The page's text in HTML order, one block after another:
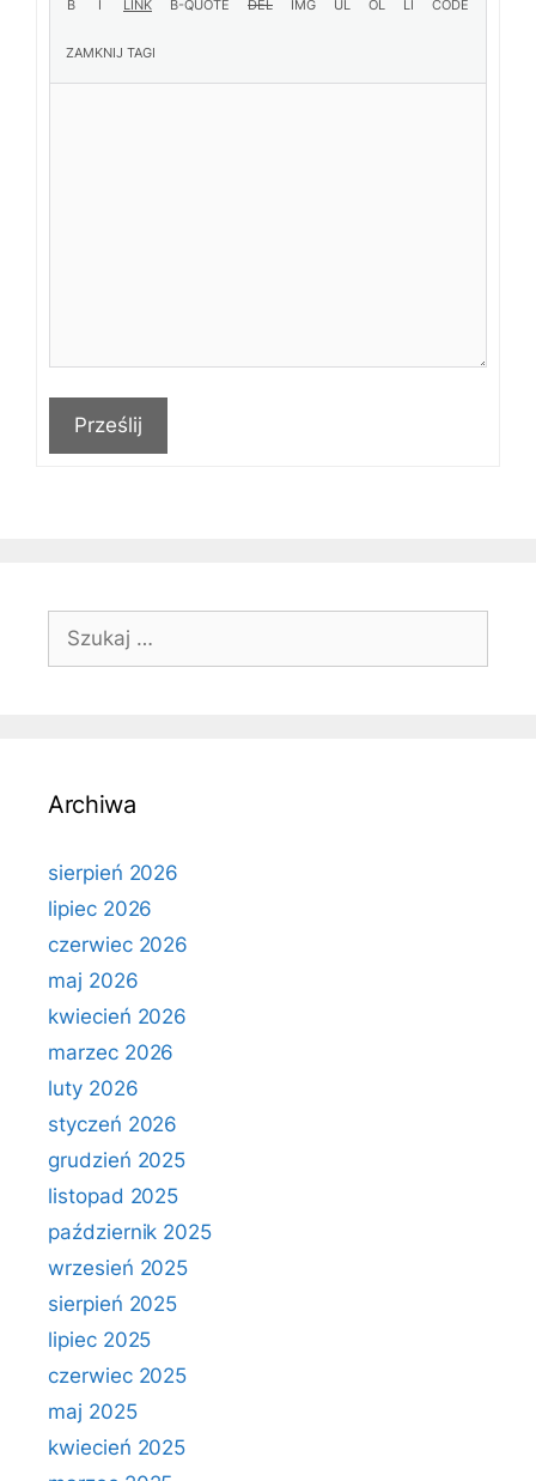
Prześlij
Szukaj:
Archiwa
sierpień 2026
lipiec 2026
czerwiec 2026
maj 2026
kwiecień 2026
marzec 2026
luty 2026
styczeń 2026
grudzień 2025
listopad 2025
październik 2025
wrzesień 2025
sierpień 2025
lipiec 2025
czerwiec 2025
maj 2025
kwiecień 2025